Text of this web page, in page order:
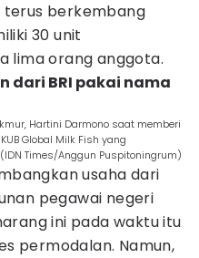
berkembang
30 unit
lima orang anggota.
dari BRI pakai nama
Hartini Darmono saat memberi
Global Milk Fish yang
Times/Anggun Puspitoningrum)
usaha dari
pegawai negeri
ini pada waktu itu
permodalan. Namun,